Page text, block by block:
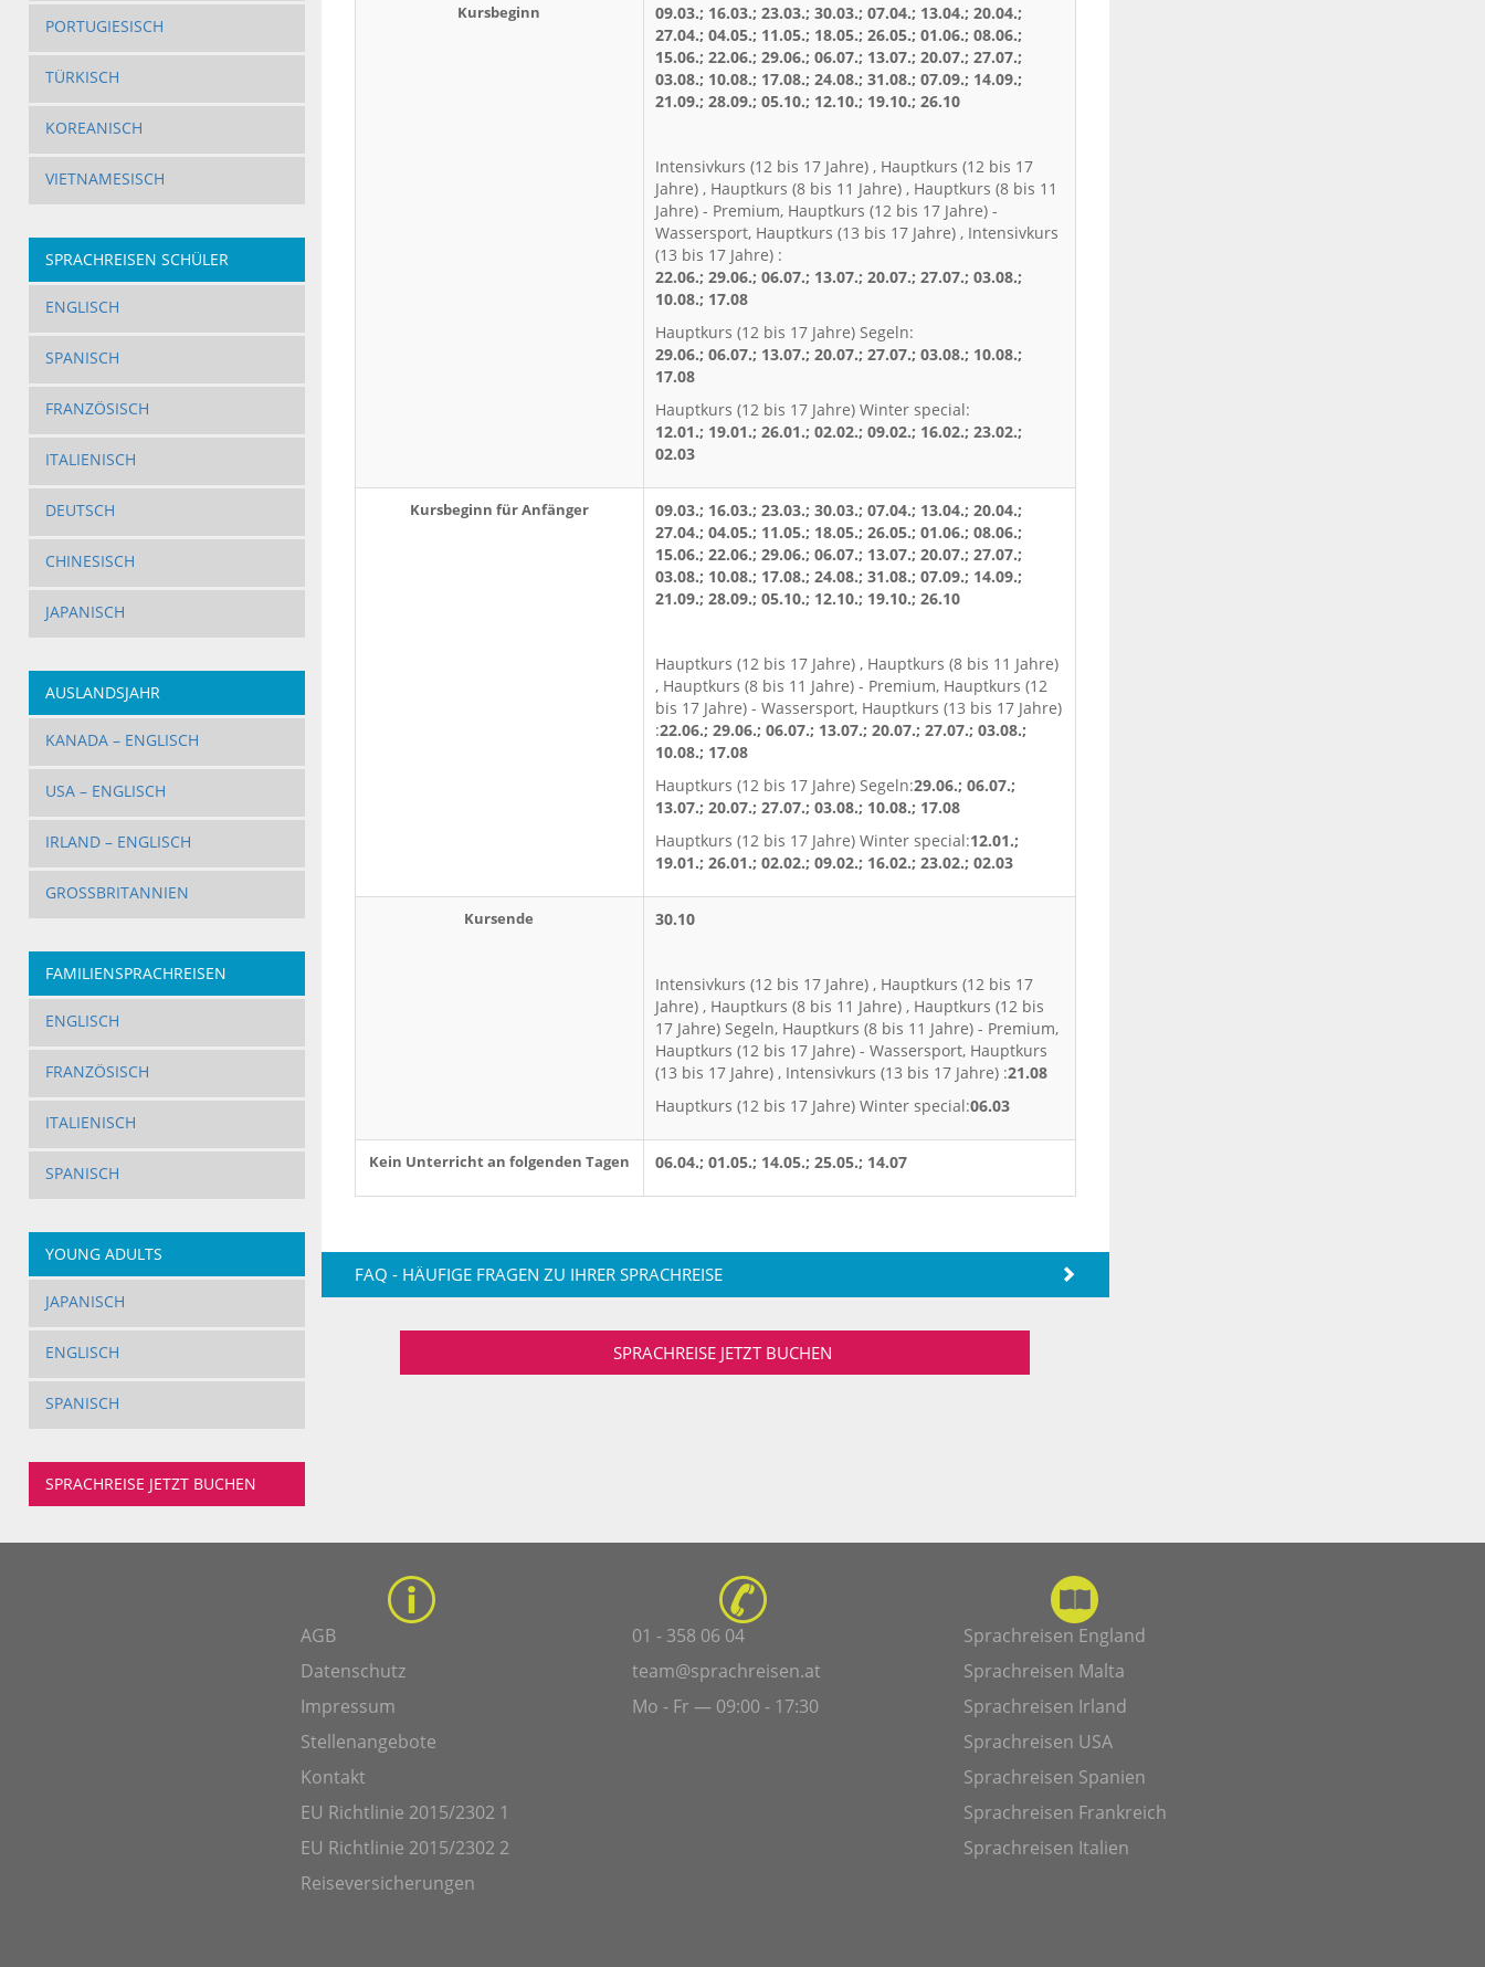
PORTUGIESISCH
TÜRKISCH
KOREANISCH
VIETNAMESISCH
SPRACHREISEN SCHÜLER
ENGLISCH
SPANISCH
FRANZÖSISCH
ITALIENISCH
DEUTSCH
CHINESISCH
JAPANISCH
AUSLANDSJAHR
KANADA – ENGLISCH
USA – ENGLISCH
IRLAND – ENGLISCH
GROSSBRITANNIEN
FAMILIENSPRACHREISEN
ENGLISCH
FRANZÖSISCH
ITALIENISCH
SPANISCH
YOUNG ADULTS
JAPANISCH
ENGLISCH
SPANISCH
SPRACHREISE JETZT BUCHEN
Kursbeginn
09.03.; 16.03.; 23.03.; 30.03.; 07.04.; 13.04.; 20.04.;
27.04.; 04.05.; 11.05.; 18.05.; 26.05.; 01.06.; 08.06.;
15.06.; 22.06.; 29.06.; 06.07.; 13.07.; 20.07.; 27.07.;
03.08.; 10.08.; 17.08.; 24.08.; 31.08.; 07.09.; 14.09.;
21.09.; 28.09.; 05.10.; 12.10.; 19.10.; 26.10
Intensivkurs (12 bis 17 Jahre) , Hauptkurs (12 bis 17
Jahre) , Hauptkurs (8 bis 11 Jahre) , Hauptkurs (8 bis 11
Jahre) - Premium, Hauptkurs (12 bis 17 Jahre) -
Wassersport, Hauptkurs (13 bis 17 Jahre) , Intensivkurs
(13 bis 17 Jahre) :
22.06.; 29.06.; 06.07.; 13.07.; 20.07.; 27.07.; 03.08.;
10.08.; 17.08
Hauptkurs (12 bis 17 Jahre) Segeln:
29.06.; 06.07.; 13.07.; 20.07.; 27.07.; 03.08.; 10.08.;
17.08
Hauptkurs (12 bis 17 Jahre) Winter special:
12.01.; 19.01.; 26.01.; 02.02.; 09.02.; 16.02.; 23.02.;
02.03
Kursbeginn für Anfänger
09.03.; 16.03.; 23.03.; 30.03.; 07.04.; 13.04.; 20.04.;
27.04.; 04.05.; 11.05.; 18.05.; 26.05.; 01.06.; 08.06.;
15.06.; 22.06.; 29.06.; 06.07.; 13.07.; 20.07.; 27.07.;
03.08.; 10.08.; 17.08.; 24.08.; 31.08.; 07.09.; 14.09.;
21.09.; 28.09.; 05.10.; 12.10.; 19.10.; 26.10
Hauptkurs (12 bis 17 Jahre) , Hauptkurs (8 bis 11 Jahre)
, Hauptkurs (8 bis 11 Jahre) - Premium, Hauptkurs (12
bis 17 Jahre) - Wassersport, Hauptkurs (13 bis 17 Jahre)
:22.06.; 29.06.; 06.07.; 13.07.; 20.07.; 27.07.; 03.08.;
10.08.; 17.08
Hauptkurs (12 bis 17 Jahre) Segeln:29.06.; 06.07.;
13.07.; 20.07.; 27.07.; 03.08.; 10.08.; 17.08
Hauptkurs (12 bis 17 Jahre) Winter special:12.01.;
19.01.; 26.01.; 02.02.; 09.02.; 16.02.; 23.02.; 02.03
Kursende 30.10
Intensivkurs (12 bis 17 Jahre) , Hauptkurs (12 bis 17
Jahre) , Hauptkurs (8 bis 11 Jahre) , Hauptkurs (12 bis
17 Jahre) Segeln, Hauptkurs (8 bis 11 Jahre) - Premium,
Hauptkurs (12 bis 17 Jahre) - Wassersport, Hauptkurs
(13 bis 17 Jahre) , Intensivkurs (13 bis 17 Jahre) :21.08
Hauptkurs (12 bis 17 Jahre) Winter special:06.03
Kein Unterricht an folgenden Tagen 06.04.; 01.05.; 14.05.; 25.05.; 14.07
FAQ - HÄUFIGE FRAGEN ZU IHRER SPRACHREISE
SPRACHREISE JETZT BUCHEN
AGB
Datenschutz
Impressum
Stellenangebote
Kontakt
EU Richtlinie 2015/2302 1
EU Richtlinie 2015/2302 2
Reiseversicherungen
01 - 358 06 04
team@sprachreisen.at
Mo - Fr — 09:00 - 17:30
Sprachreisen England
Sprachreisen Malta
Sprachreisen Irland
Sprachreisen USA
Sprachreisen Spanien
Sprachreisen Frankreich
Sprachreisen Italien